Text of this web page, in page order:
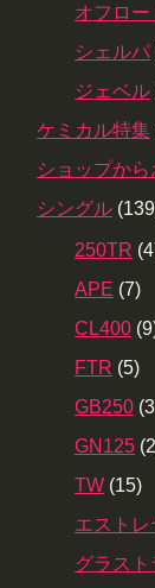
オフロ
シェルパ
ジェベル
ケミカル特集
ショップか
シングル
250TR
APE (7)
CL400
FTR (5)
GB250
GN125
TW (15)
エストレ
グラスト